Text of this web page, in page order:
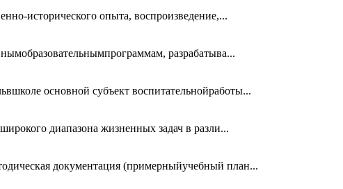
исторического опыта, воспроизведение,...
разрабатыва...
основной субъект воспитательнойработы...
диапазона жизненных задач в разли...
документация (примерныйучебный план...